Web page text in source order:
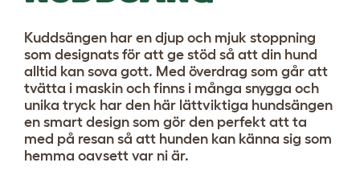
Kuddsängen har en djup och mjuk stoppning
som designats för att ge stöd så att din hund
alltid kan sova gott. Med överdrag som går att
tvätta i maskin och finns i många snygga och
unika tryck har den här lättviktiga hundsängen
en smart design som gör den perfekt att ta
med på resan så att hunden kan känna sig som
hemma oavsett var ni är.